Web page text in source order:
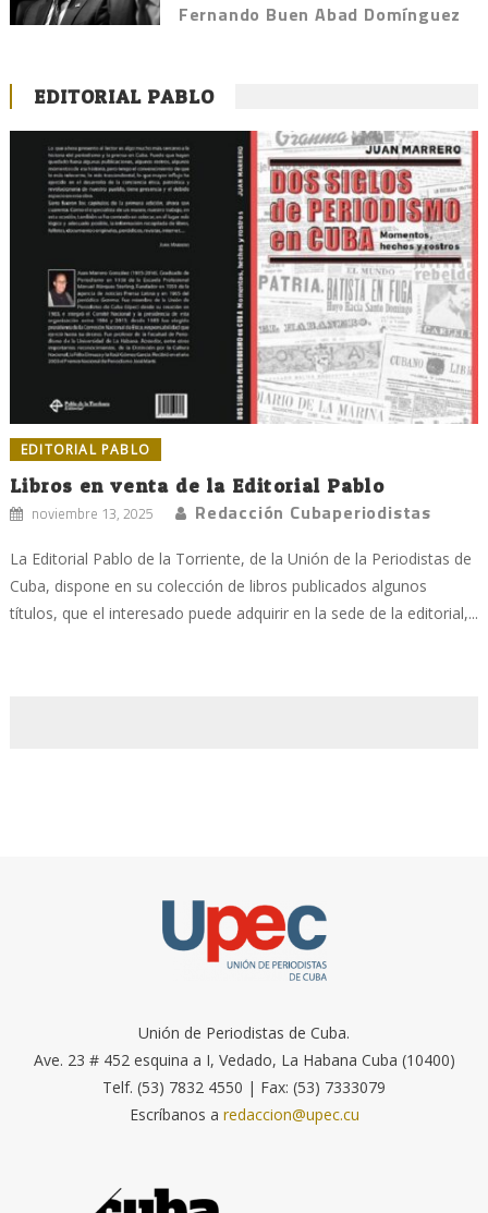
Fernando Buen Abad Domínguez
EDITORIAL PABLO
EDITORIAL PABLO
Libros en venta de la Editorial Pablo
noviembre 13, 2025 Redacción Cubaperiodistas
La Editorial Pablo de la Torriente, de la Unión de la Periodistas de
Cuba, dispone en su colección de libros publicados algunos
títulos, que el interesado puede adquirir en la sede de la editorial,...
Unión de Periodistas de Cuba.
Ave. 23 # 452 esquina a I, Vedado, La Habana Cuba (10400)
Telf. (53) 7832 4550 | Fax: (53) 7333079
Escríbanos a redaccion@upec.cu